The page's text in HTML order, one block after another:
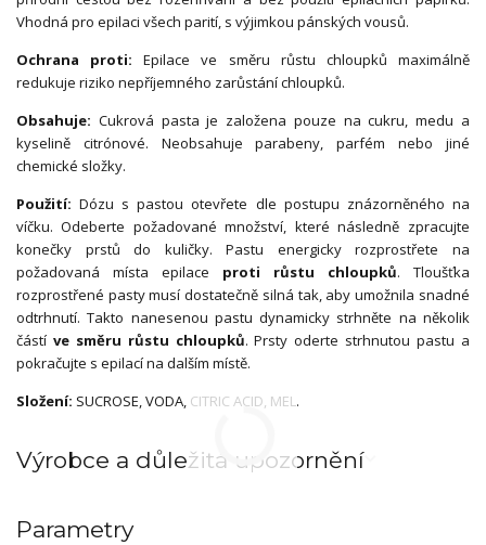
Vhodná pro epilaci všech parití, s výjimkou pánských vousů.
Ochrana proti: Epilace ve směru růstu chloupků maximálně
redukuje riziko nepříjemného zarůstání chloupků.
Obsahuje: Cukrová pasta je založena pouze na cukru, medu a
kyselině citrónové. Neobsahuje parabeny, parfém nebo jiné
chemické složky.
Použití: Dózu s pastou otevřete dle postupu znázorněného na
víčku. Odeberte požadované množství, které následně zpracujte
konečky prstů do kuličky. Pastu energicky rozprostřete na
požadovaná místa epilace proti růstu chloupků. Tloušťka
rozprostřené pasty musí dostatečně silná tak, aby umožnila snadné
odtrhnutí. Takto nanesenou pastu dynamicky strhněte na několik
částí ve směru růstu chloupků. Prsty oderte strhnutou pastu a
pokračujte s epilací na dalším místě.
Složení: SUCROSE, VODA, CITRIC ACID, MEL.
Výrobce a důležitá upozornění
Parametry